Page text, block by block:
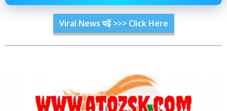
Viral News पढ़ें >>> Click Here